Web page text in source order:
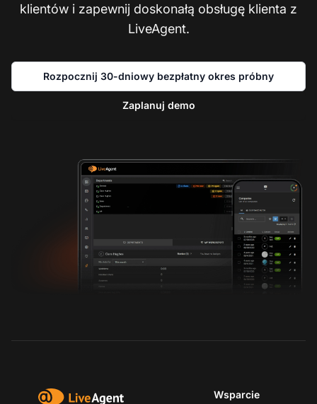
klientów i zapewnij doskonałą obsługę klienta z
LiveAgent.
Rozpocznij 30-dniowy bezpłatny okres próbny
Zaplanuj demo
Wsparcie